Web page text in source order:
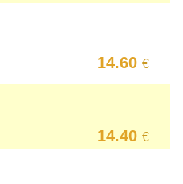
14.60€
14.40€